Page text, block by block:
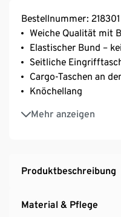
Bestellnummer: 218301
Weiche Qualität mit
Elastischer Bund –
Seitliche
Cargo-Taschen an
Knöchellang
Mehr anzeigen
Mit Elasthan:
Tragekomfort
Produktbeschreibung
Material & Pflege